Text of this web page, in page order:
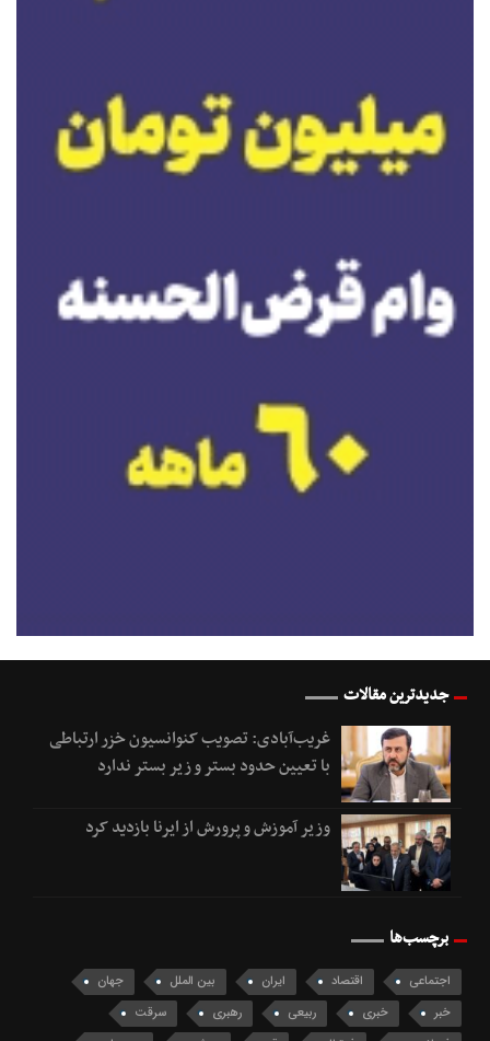
جدیدترین مقالات
غریب‌آبادی: تصویب کنوانسیون خزر ارتباطی
با تعیین حدود بستر و زیر بستر ندارد
وزیر آموزش و پرورش از ایرنا بازدید کرد
برچسب‌ها
اجتماعی اقتصاد ایران بین الملل
جهان
خبر
خبری ربیعی رهبری
سرقت